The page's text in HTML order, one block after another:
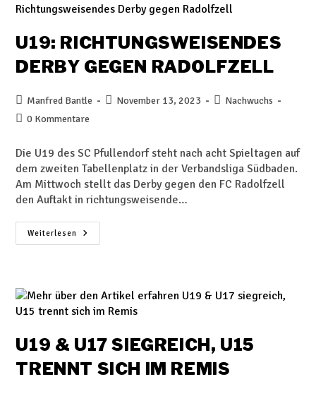
U19: RICHTUNGSWEISENDES
DERBY GEGEN RADOLFZELL
Manfred Bantle November 13, 2023
Nachwuchs
0 Kommentare
Die U19 des SC Pfullendorf steht nach acht Spieltagen auf
dem zweiten Tabellenplatz in der Verbandsliga Südbaden.
Am Mittwoch stellt das Derby gegen den FC Radolfzell
den Auftakt in richtungsweisende…
Weiterlesen
U19 & U17 SIEGREICH, U15
TRENNT SICH IM REMIS